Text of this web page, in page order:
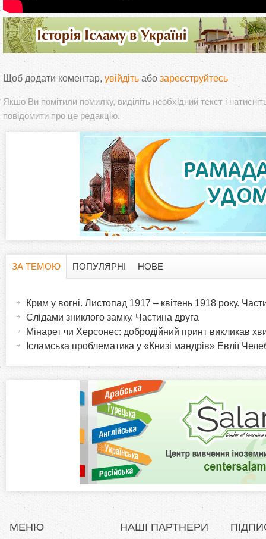
Щоб додати коментар, увійдіть або зареєструйтесь
Якшо Ви помітили помилку, виділіть необхідний текст і
повідомити про це редакцію.
i
ЗА ТЕМОЮ
н
а
ПОПУЛЯРНІ НОВЕ
Крим у вогні. Листопад 1917 – квітень 1918 року.
Слідами зниклого замку. Частина друга
Мінарет чи Херсонес: добродійний принт викликав
Ісламська проблематика у «Книзі мандрів» Евлії
МЕНЮ НАШІ ПАРТНЕРИ